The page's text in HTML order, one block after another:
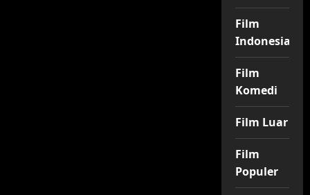
Film
Indonesia
Film
Komedi
Film Luar
Film
Populer